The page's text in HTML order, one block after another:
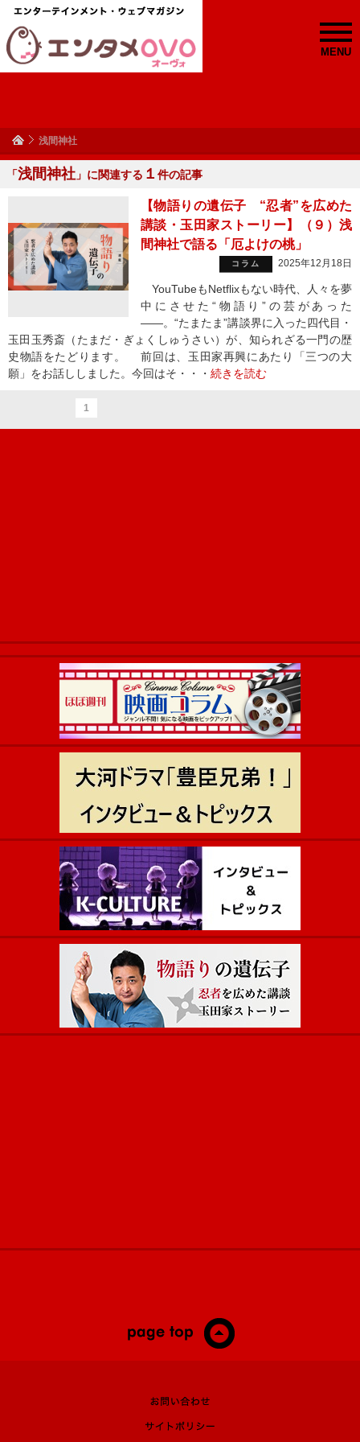
MENU
浅間神社
「浅間神社 」に関連する １ 件の記事
【物語りの遺伝子 “忍者”を広めた
講談・玉田家ストーリー】（９）浅
間神社で語る「厄よけの桃」
コラム 2025年12月18日
YouTubeもNetflixもない時代、人々を夢
中にさせた“物語り”の芸があった
——。“たまたま”講談界に入った四代目・
玉田玉秀斎（たまだ・ぎょくしゅうさい）が、知られざる一門の歴
史物語をたどります。 前回は、玉田家再興にあたり「三つの大
願」をお話ししました。今回はそ・・・ 続きを読む
1